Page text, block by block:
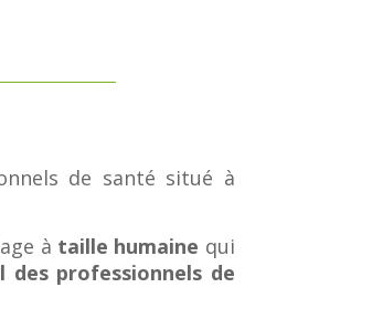
de santé situé à
à taille humaine qui
des professionnels de